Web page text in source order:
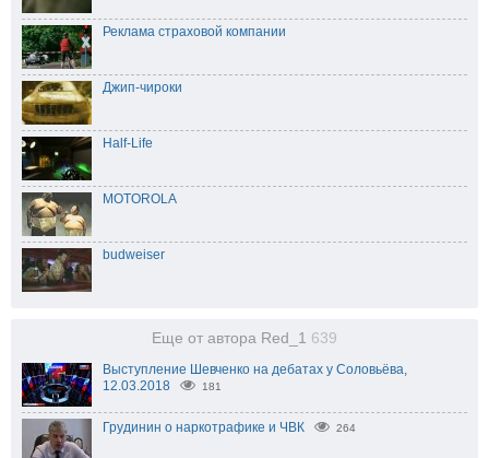
Реклама страховой компании
Джип-чироки
Half-Life
MOTOROLA
budweiser
Еще от автора Red_1 639
Выступление Шевченко на дебатах у Соловьёва,
12.03.2018
181
Грудинин о наркотрафике и ЧВК 264